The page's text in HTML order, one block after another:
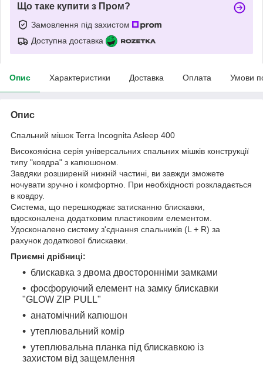
Що таке купити з Пром?
Замовлення під захистом
Доступна доставка
Опис Характеристики Доставка Оплата Умови
Опис
Спальний мішок Terra Incognita Asleep 400
Високоякісна серія універсальних спальних мішків конструкції
типу "ковдра" з капюшоном.
Завдяки розширеній нижній частині, ви завжди зможете
ночувати зручно і комфортно. При необхідності розкладається
в ковдру.
Система, що перешкоджає затисканню блискавки,
вдосконалена додатковим пластиковим елементом.
Удосконалено систему з'єднання спальників (L + R) за
рахунок додаткової блискавки.
Приємні дрібниці:
блискавка з двома двосторонніми замками
фосфоруючий елемент на замку блискавки
"GLOW ZIP PULL"
анатомічний капюшон
утеплювальний комір
утеплювальна планка під блискавкою із
захистом від защемлення